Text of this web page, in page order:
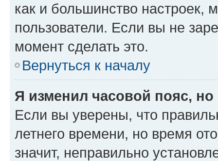
как и большинство настроек,
пользователи. Если вы не
момент сделать это.
Вернуться к началу
Я изменил часовой пояс,
Если вы уверены, что
летнего времени, но время
значит, неправильно